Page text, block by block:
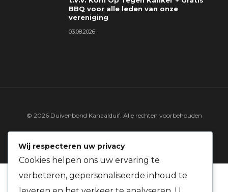
BBQ voor alle leden van onze
vereniging
03.08.2026
© 2026 Duivenbond Kanaalduif. Alle rechten voorbehouden
Wij respecteren uw privacy
Cookies helpen ons uw ervaring te
verbeteren, gepersonaliseerde inhoud te